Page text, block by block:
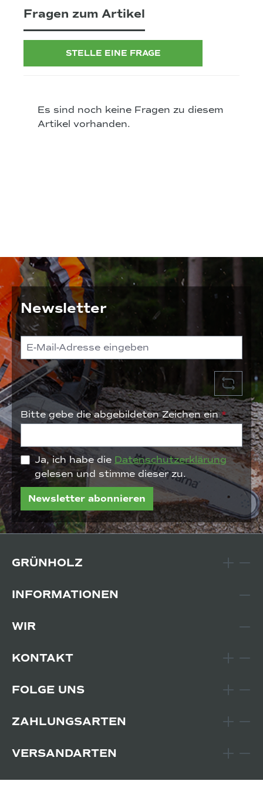
Fragen zum Artikel
STELLE EINE FRAGE
Es sind noch keine Fragen zu diesem
Artikel vorhanden.
Newsletter
Bitte gebe die abgebildeten Zeichen ein*
Ja, ich habe die Datenschutzerklärung
gelesen und stimme dieser zu.
Newsletter abonnieren
GRÜNHOLZ
INFORMATIONEN
WIR
KONTAKT
FOLGE UNS
ZAHLUNGSARTEN
VERSANDARTEN